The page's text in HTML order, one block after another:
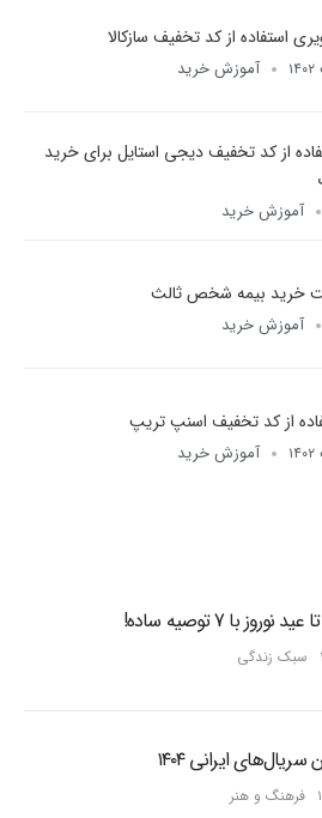
استفاده از کد تخفیف سازکالا
آموزش خرید
از کد تخفیف دیجی استایل برای خرید
آموزش خرید
خرید بیمه شخص ثالث
آموزش خرید
از کد تخفیف اسنپ تریپ
آموزش خرید
با 7 توصیه ساده!
سبک زندگی
ایرانی ۱۴۰۴
فرهنگ و هنر